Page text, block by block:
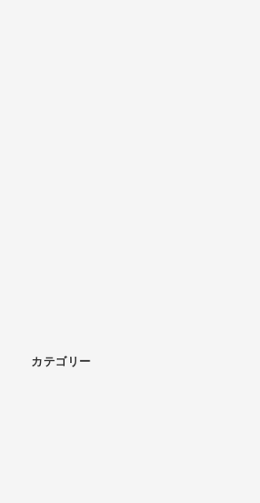
カテゴリー